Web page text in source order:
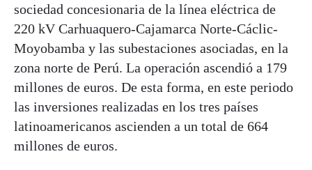
sociedad concesionaria de la línea eléctrica de
220 kV Carhuaquero-Cajamarca Norte-Cáclic-
Moyobamba y las subestaciones asociadas, en la
zona norte de Perú. La operación ascendió a 179
millones de euros. De esta forma, en este periodo
las inversiones realizadas en los tres países
latinoamericanos ascienden a un total de 664
millones de euros.